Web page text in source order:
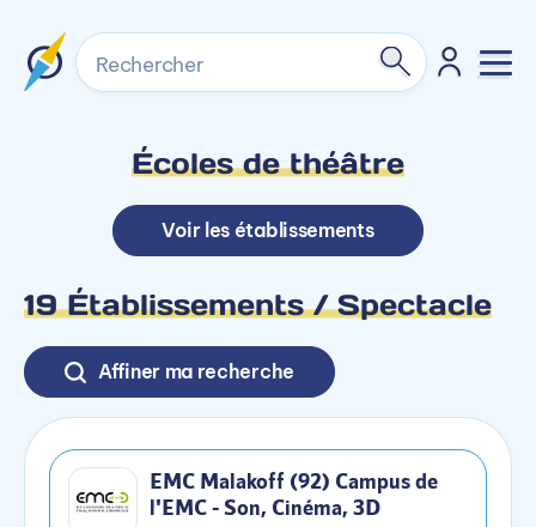
Rechercher
Écoles de théâtre
Voir les établissements
19 Établissements / Spectacle
Affiner ma recherche
EMC Malakoff (92) Campus de
l'EMC - Son, Cinéma, 3D